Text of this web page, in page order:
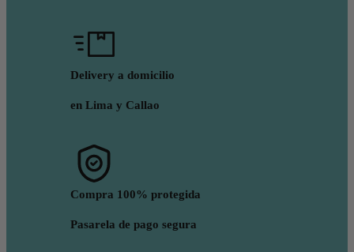
Delivery a domicilio
en Lima y Callao
Compra 100% protegida
Pasarela de pago segura